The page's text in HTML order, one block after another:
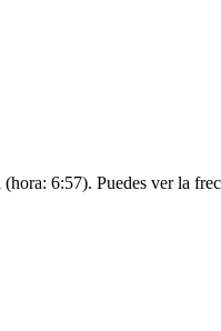
6:57). Puedes ver la